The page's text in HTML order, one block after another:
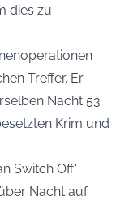
dies zu
Treffer. Er
Nacht 53
Krim und
Switch Off‘
Nacht auf